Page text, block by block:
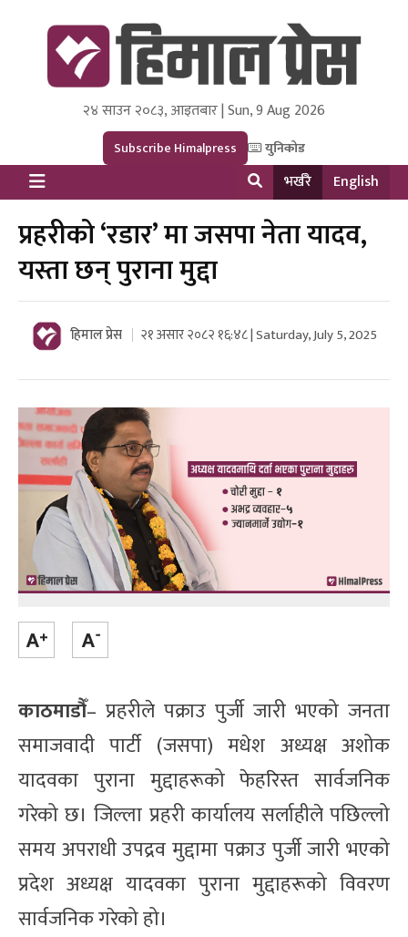
Himal Press
Dot NewsyNepal Media and Research Pvt Ltd.
२४ साउन २०८३, आइतबार | Sun, 9 Aug 2026
Subscribe Himalpress युनिकोड
भर्खरै English
प्रहरीको ‘रडार’ मा जसपा नेता यादव,
यस्ता छन् पुराना मुद्दा
हिमाल प्रेस २१ असार २०८२ १६:४८ | Saturday, July 5, 2025
काठमाडौँ– प्रहरीले पक्राउ पुर्जी जारी भएको जनता
समाजवादी पार्टी (जसपा) मधेश अध्यक्ष अशोक
यादवका पुराना मुद्दाहरूको फेहरिस्त सार्वजनिक
गरेको छ। जिल्ला प्रहरी कार्यालय सर्लाहीले पछिल्लो
समय अपराधी उपद्रव मुद्दामा पक्राउ पुर्जी जारी भएको
प्रदेश अध्यक्ष यादवका पुराना मुद्दाहरूको विवरण
सार्वजनिक गरेको हो।